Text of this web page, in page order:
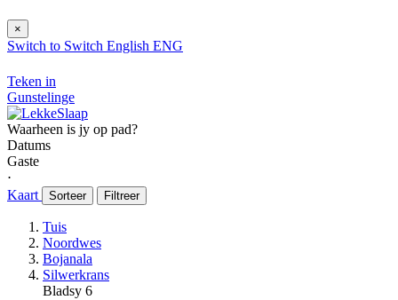
×
Switch to Switch English ENG
Teken in
Gunstelinge
Waarheen is jy op pad?
Datums
Gaste
⋅
Kaart
Sorteer Filtreer
Tuis
Noordwes
Bojanala
Silwerkrans
Bladsy 6